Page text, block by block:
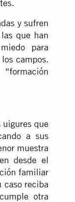
y sufren
que han
para
campos.
uigures que
a sus
muestra
desde el
familiar
caso reciba
otra